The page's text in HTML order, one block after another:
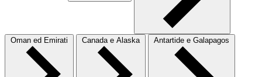
Oman ed Emirati Canada e Alaska Antartide e Galapagos